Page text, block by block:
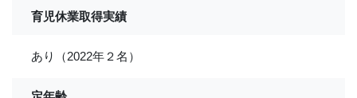
育児休業取得実績
あり（2022年２名）